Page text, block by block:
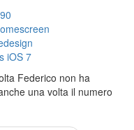
iOS 7
Federico non ha
una volta il numero